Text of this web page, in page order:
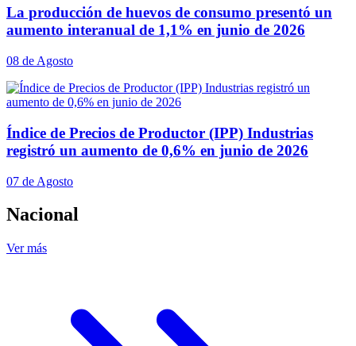
La producción de huevos de consumo presentó un
aumento interanual de 1,1% en junio de 2026
08 de Agosto
Índice de Precios de Productor (IPP) Industrias
registró un aumento de 0,6% en junio de 2026
07 de Agosto
Nacional
Ver más